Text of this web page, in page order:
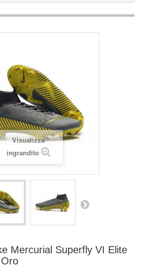
Visualizza
ingrandito
Mercurial Superfly VI Elite